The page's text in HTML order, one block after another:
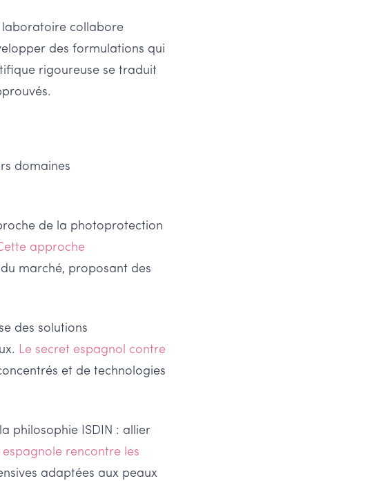
laboratoire collabore
des formulations qui
rigoureuse se traduit
domaines
de la photoprotection
approche
marché, proposant des
des solutions
Le secret espagnol contre
et de technologies
philosophie ISDIN : allier
rencontre les
adaptées aux peaux